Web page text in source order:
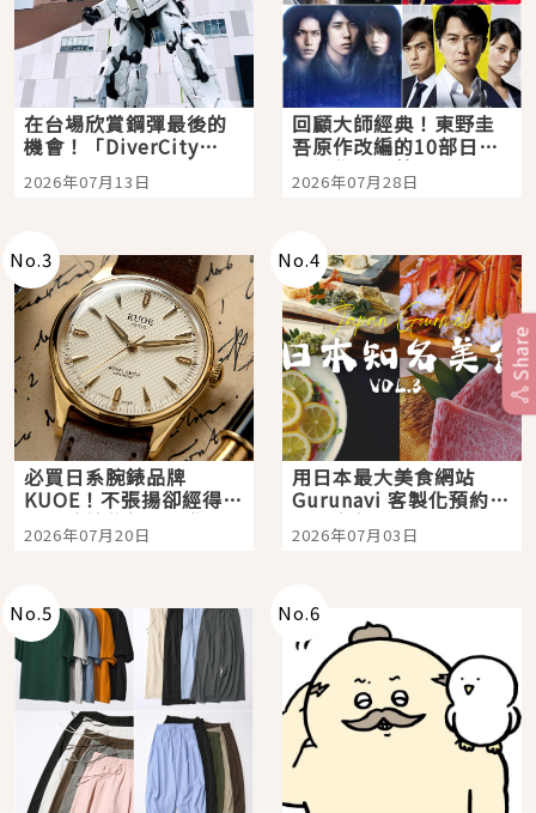
在台場欣賞鋼彈最後的
機會！「DiverCity
Tokyo Plaza」搭船、
購物、美食及夜景，一
2026年07月13日
回顧大師經典！東野圭
吾原作改編的10部日本
影視作品推薦
2026年07月28日
No.3
必買日系腕錶品牌
KUOE！不張揚卻經得起
時間洗鍊的經典之作五
選
2026年07月20日
No.4
用日本最大美食網站
Gurunavi 客製化預約九
大都市餐廳，打造專屬
美食體驗！
2026年07月03日
No.5 No.6
Share